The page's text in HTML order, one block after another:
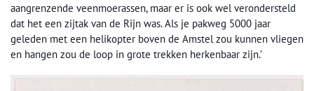
aangrenzende veenmoerassen, maar er is ook wel verondersteld
dat het een zijtak van de Rijn was. Als je pakweg 5000 jaar
geleden met een helikopter boven de Amstel zou kunnen vliegen
en hangen zou de loop in grote trekken herkenbaar zijn.’